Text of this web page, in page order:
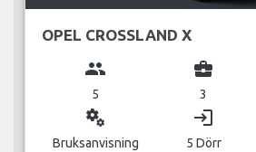
OPEL CROSSLAND X
group
5
business_center
3
miscellaneous_services
Bruksanvisning
login
5 Dörr